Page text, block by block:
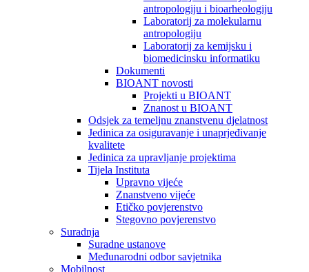
antropologiju i bioarheologiju
Laboratorij za molekularnu
antropologiju
Laboratorij za kemijsku i
biomedicinsku informatiku
Dokumenti
BIOANT novosti
Projekti u BIOANT
Znanost u BIOANT
Odsjek za temeljnu znanstvenu djelatnost
Jedinica za osiguravanje i unaprjeđivanje
kvalitete
Jedinica za upravljanje projektima
Tijela Instituta
Upravno vijeće
Znanstveno vijeće
Etičko povjerenstvo
Stegovno povjerenstvo
Suradnja
Suradne ustanove
Međunarodni odbor savjetnika
Mobilnost